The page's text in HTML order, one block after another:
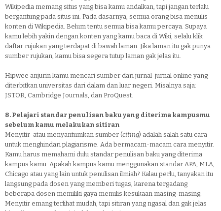
Wikipedia memang situs yang bisa kamu andalkan, tapi jangan terlalu
bergantung pada situs ini. Pada dasarnya, semua orang bisa menulis
konten di Wikipedia. Belum tentu semua bisa kamu percaya. Supaya
kamu lebih yakin dengan konten yang kamu baca di Wiki, selalu klik
daftar rujukan yang terdapat di bawah laman. Jika laman itu gak punya
sumber rujukan, kamu bisa segera tutup laman gak jelas itu.
Hipwee anjurin kamu mencari sumber dari jurnal-jurnal online yang
diterbitkan universitas dari dalam dan luar negeri. Misalnya saja:
JSTOR, Cambridge Journals, dan ProQuest.
8. Pelajari standar penulisan baku yang diterima kampusmu
sebelum kamu melakukan sitiran
Menyitir atau menyantumkan sumber (citing) adalah salah satu cara
untuk menghindari plagiarisme. Ada bermacam-macam cara menyitir.
Kamu harus memahami dulu standar penulisan baku yang diterima
kampus kamu. Apakah kampus kamu menggunakan standar APA, MLA,
Chicago atau yang lain untuk penulisan ilmiah? Kalau perlu, tanyakan itu
langsung pada dosen yang memberi tugas, karena tergadang
beberapa dosen memiliki gaya menulis kesukaan masing-masing.
Menyitir emang terlihat mudah, tapi sitiran yang ngasal dan gak jelas